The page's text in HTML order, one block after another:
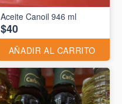
Aceite Canoil 946 ml
$40
AÑADIR AL CARRITO